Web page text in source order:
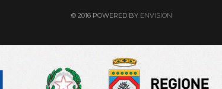
© 2016 POWERED BY ENVISION